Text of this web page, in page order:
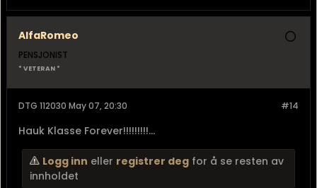
AlfaRomeo
PENSJONIST
* VETERAN *
#14
DTG 112030 May 07, 20:30
Hauk Klasse Forever!!!!!!!!!...
Logg inn eller registrer deg for å se resten av
innholdet